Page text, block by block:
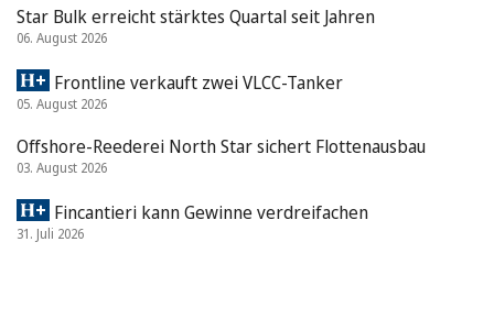
Star Bulk erreicht stärktes Quartal seit Jahren
06. August 2026
Frontline verkauft zwei VLCC-Tanker
05. August 2026
Offshore-Reederei North Star sichert Flottenausbau
03. August 2026
Fincantieri kann Gewinne verdreifachen
31. Juli 2026